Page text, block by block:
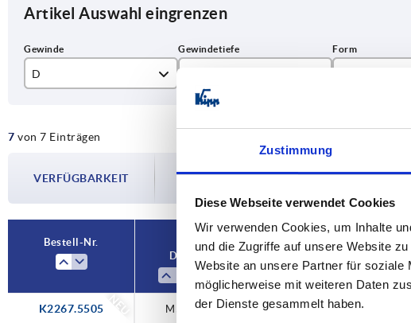
Zustimmung
Diese Webseite verwendet Cookies
Wir verwenden Cookies, um Inhalte
und die Zugriffe auf unsere Website
Website an unsere Partner für soziale
möglicherweise mit weiteren Daten
der Dienste gesammelt haben.
Artikel Auswahl eingrenzen
D
M6
M10
10
14
18
22
7 von 7 Einträgen
VERFÜGBARKEIT
Im finalen Schritt vor Abschluss Ihrer Bestellung
Bestell-Nr.
D
T
NEU
K2267.5505 M5 10 K